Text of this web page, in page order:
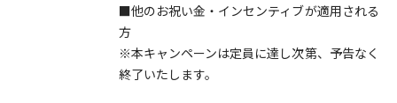
■他のお祝い金・インセンティブが適用される
方
※本キャンペーンは定員に達し次第、予告なく
終了いたします。